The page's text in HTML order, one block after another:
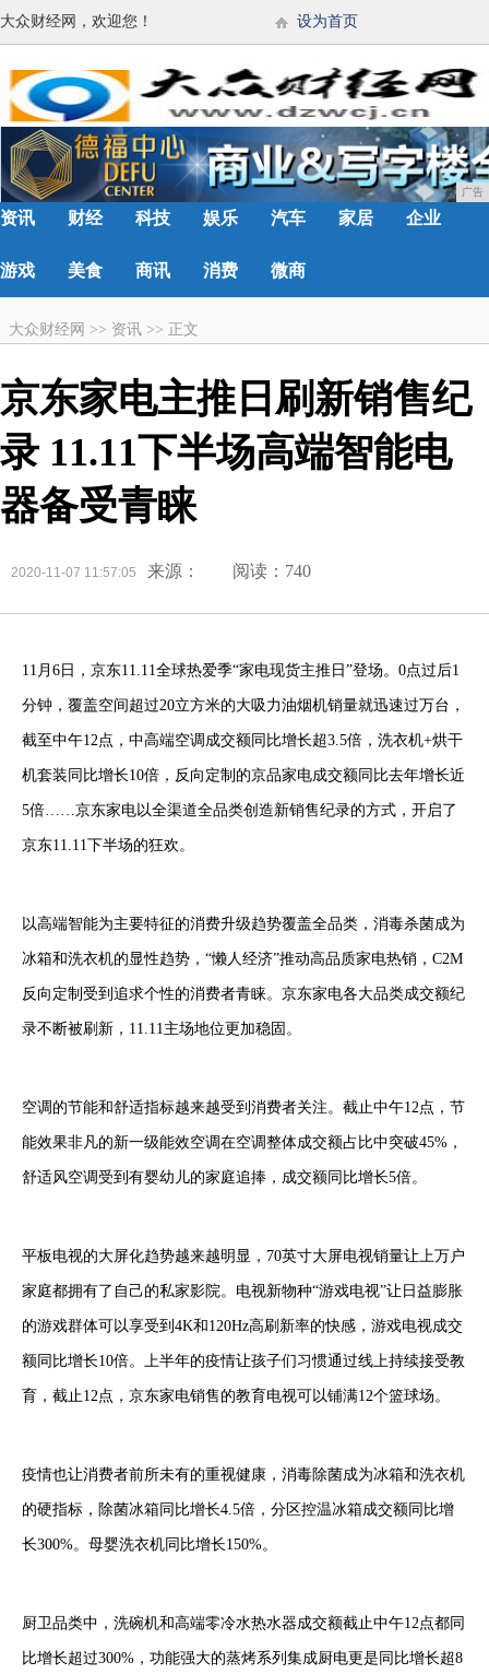
大众财经网，欢迎您！ 设为首页
广告
资讯 财经 科技 娱乐 汽车 家居 企业
游戏 美食 商讯 消费 微商
大众财经网 >> 资讯 >> 正文
京东家电主推日刷新销售纪
录 11.11下半场高端智能电
器备受青睐
2020-11-07 11:57:05 来源： 阅读：740
11月6日，京东11.11全球热爱季“家电现货主推日”登场。0点过后1
分钟，覆盖空间超过20立方米的大吸力油烟机销量就迅速过万台，
截至中午12点，中高端空调成交额同比增长超3.5倍，洗衣机+烘干
机套装同比增长10倍，反向定制的京品家电成交额同比去年增长近
5倍……京东家电以全渠道全品类创造新销售纪录的方式，开启了
京东11.11下半场的狂欢。
以高端智能为主要特征的消费升级趋势覆盖全品类，消毒杀菌成为
冰箱和洗衣机的显性趋势，“懒人经济”推动高品质家电热销，C2M
反向定制受到追求个性的消费者青睐。京东家电各大品类成交额纪
录不断被刷新，11.11主场地位更加稳固。
空调的节能和舒适指标越来越受到消费者关注。截止中午12点，节
能效果非凡的新一级能效空调在空调整体成交额占比中突破45%，
舒适风空调受到有婴幼儿的家庭追捧，成交额同比增长5倍。
平板电视的大屏化趋势越来越明显，70英寸大屏电视销量让上万户
家庭都拥有了自己的私家影院。电视新物种“游戏电视”让日益膨胀
的游戏群体可以享受到4K和120Hz高刷新率的快感，游戏电视成交
额同比增长10倍。上半年的疫情让孩子们习惯通过线上持续接受教
育，截止12点，京东家电销售的教育电视可以铺满12个篮球场。
疫情也让消费者前所未有的重视健康，消毒除菌成为冰箱和洗衣机
的硬指标，除菌冰箱同比增长4.5倍，分区控温冰箱成交额同比增
长300%。母婴洗衣机同比增长150%。
厨卫品类中，洗碗机和高端零冷水热水器成交额截止中午12点都同
比增长超过300%，功能强大的蒸烤系列集成厨电更是同比增长超8